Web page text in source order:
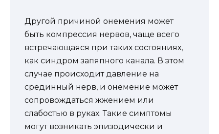
Другой причиной онемения может
быть компрессия нервов, чаще всего
встречающаяся при таких состояниях,
как синдром запяпного канала. В этом
случае происходит давление на
срединный нерв, и онемение может
сопровождаться жжением или
слабостью в руках. Такие симптомы
могут возникать эпизодически и